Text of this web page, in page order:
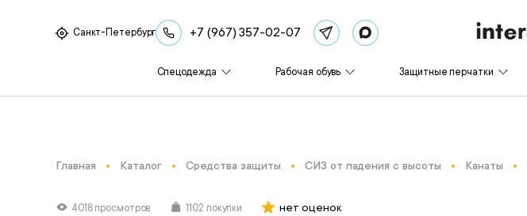
Санкт-Петербург +7 (967) 357-02-07
Спецодежда Рабочая обувь Защитные перчатки
Главная Каталог Средства защиты СИЗ от падения с высоты Канаты
4018 просмотров 1102 покупки нет оценок